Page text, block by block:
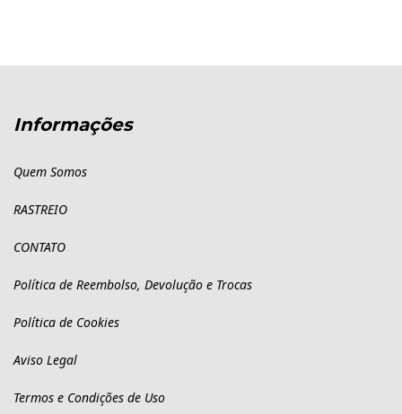
Informações
Quem Somos
RASTREIO
CONTATO
Política de Reembolso, Devolução e Trocas
Política de Cookies
Aviso Legal
Termos e Condições de Uso